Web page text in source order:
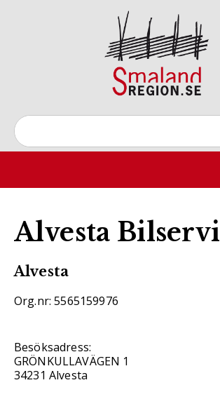
Alvesta
Alvesta
Org.nr: 5565159976
Besöksadress:
GRÖNKULLAVÄGEN 1
34231 Alvesta